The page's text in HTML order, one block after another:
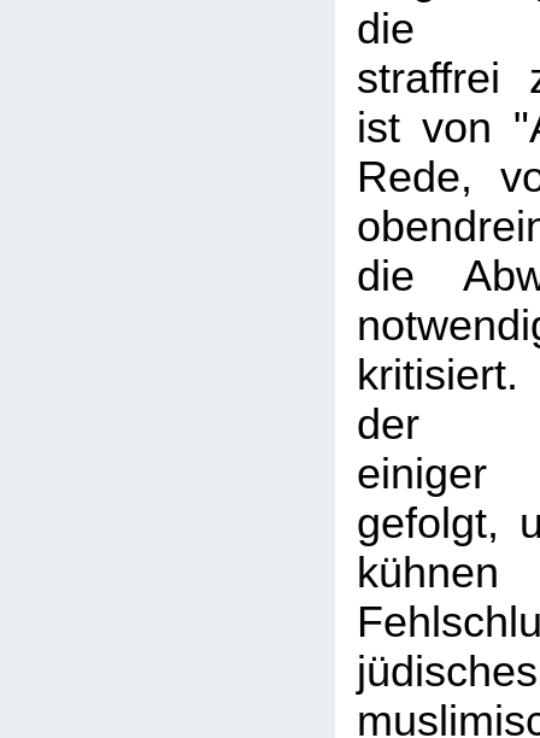
die
straffrei
ist von
Rede,
die
der
gefolgt,